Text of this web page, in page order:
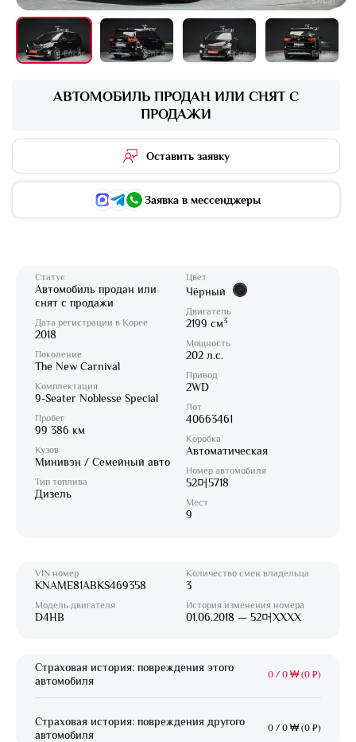
АВТОМОБИЛЬ ПРОДАН ИЛИ СНЯТ С
ПРОДАЖИ
Оставить заявку
Заявка в мессенджеры
Статус
Автомобиль продан или
снят с продажи
Дата регистрации в Корее
2018
Поколение
The New Carnival
Комплектация
9-Seater Noblesse Special
Пробег
99 386 км
Кузов
Минивэн / Семейный авто
Тип топлива
Дизель
Цвет
Чёрный
Двигатель
2199 см3
Мощность
202 л.с.
Привод
2WD
Лот
40663461
Коробка
Автоматическая
Номер автомобиля
52머5718
Мест
9
VIN номер
KNAME81ABKS469358
Модель двигателя
D4HB
Количество смен владельца
3
История изменения номера
01.06.2018 — 52머XXXX
Страховая история: повреждения этого
автомобиля
0 / 0 ₩ (0 ₽)
Страховая история: повреждения другого
автомобиля
0 / 0 ₩ (0 ₽)